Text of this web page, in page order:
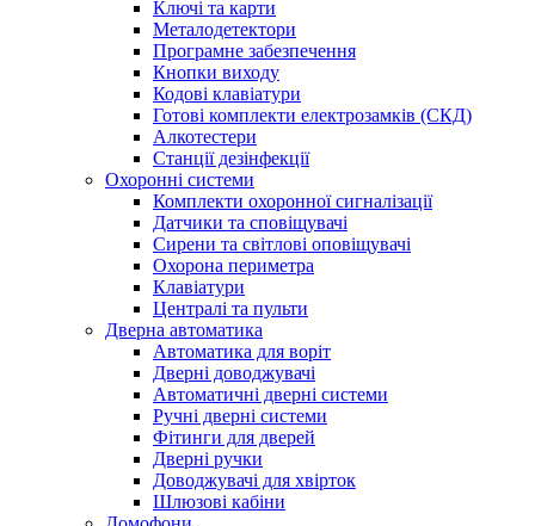
Ключі та карти
Металодетектори
Програмне забезпечення
Кнопки виходу
Кодові клавіатури
Готові комплекти електрозамків (СКД)
Алкотестери
Станції дезінфекції
Охоронні системи
Комплекти охоронної сигналізації
Датчики та сповіщувачі
Сирени та світлові оповіщувачі
Охорона периметра
Клавіатури
Централі та пульти
Дверна автоматика
Автоматика для воріт
Дверні доводжувачі
Автоматичні дверні системи
Ручні дверні системи
Фітинги для дверей
Дверні ручки
Доводжувачі для хвірток
Шлюзові кабіни